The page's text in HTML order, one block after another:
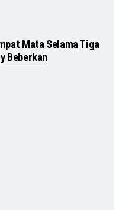
Mata Selama Tiga
Beberkan